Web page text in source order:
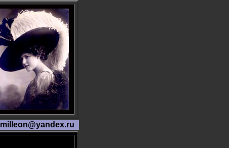
milleon@yandex.ru